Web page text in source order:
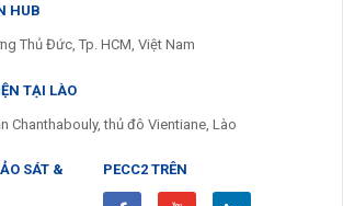
HUB
Thủ Đức, Tp. HCM, Việt Nam
TẠI LÀO
Chanthabouly, thủ đô Vientiane, Lào
SÁT &
PECC2 TRÊN